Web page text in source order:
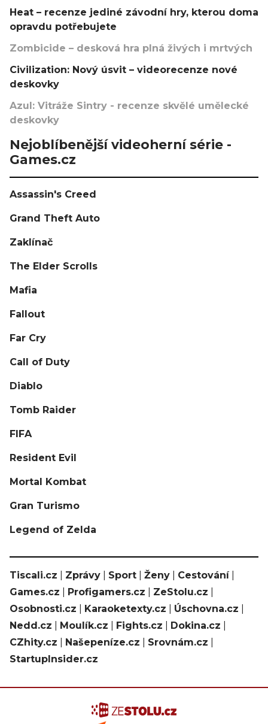
Heat – recenze jediné závodní hry, kterou doma
opravdu potřebujete
Zombicide – desková hra plná živých i mrtvých
Civilization: Nový úsvit – videorecenze nové
deskovky
Azul: Vitráže Sintry - recenze skvělé umělecké
deskovky
Nejoblíbenější videoherní série -
Games.cz
Assassin's Creed
Grand Theft Auto
Zaklínač
The Elder Scrolls
Mafia
Fallout
Far Cry
Call of Duty
Diablo
Tomb Raider
FIFA
Resident Evil
Mortal Kombat
Gran Turismo
Legend of Zelda
Tiscali.cz Zprávy Sport Ženy Cestování|
Games.cz
Profigamers.cz ZeStolu.cz
Osobnosti.cz
Karaoketexty.cz Úschovna.cz
Nedd.cz
Moulík.cz Fights.cz Dokina.cz
CZhity.cz
Našepeníze.cz Srovnám.cz
StartupInsider.cz